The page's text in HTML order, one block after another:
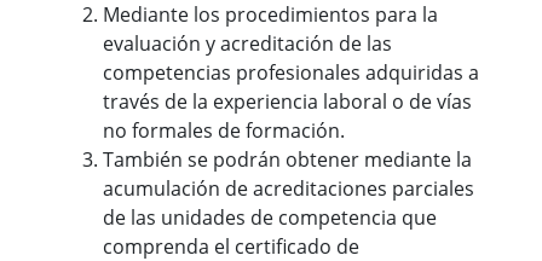
Mediante los procedimientos para la
evaluación y acreditación de las
competencias profesionales adquiridas a
través de la experiencia laboral o de vías
no formales de formación.
También se podrán obtener mediante la
acumulación de acreditaciones parciales
de las unidades de competencia que
comprenda el certificado de